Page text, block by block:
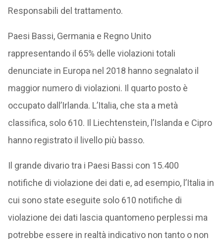
Responsabili del trattamento.
Paesi Bassi, Germania e Regno Unito
rappresentando il 65% delle violazioni totali
denunciate in Europa nel 2018 hanno segnalato il
maggior numero di violazioni. Il quarto posto è
occupato dall’Irlanda. L’Italia, che sta a metà
classifica, solo 610. Il Liechtenstein, l’Islanda e Cipro
hanno registrato il livello più basso.
Il grande divario tra i Paesi Bassi con 15.400
notifiche di violazione dei dati e, ad esempio, l’Italia in
cui sono state eseguite solo 610 notifiche di
violazione dei dati lascia quantomeno perplessi ma
potrebbe essere in realtà indicativo non tanto o non